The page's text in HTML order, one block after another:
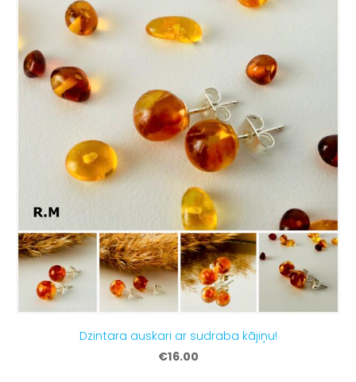
Dzintara auskari ar sudraba kājiņu!
€16.00